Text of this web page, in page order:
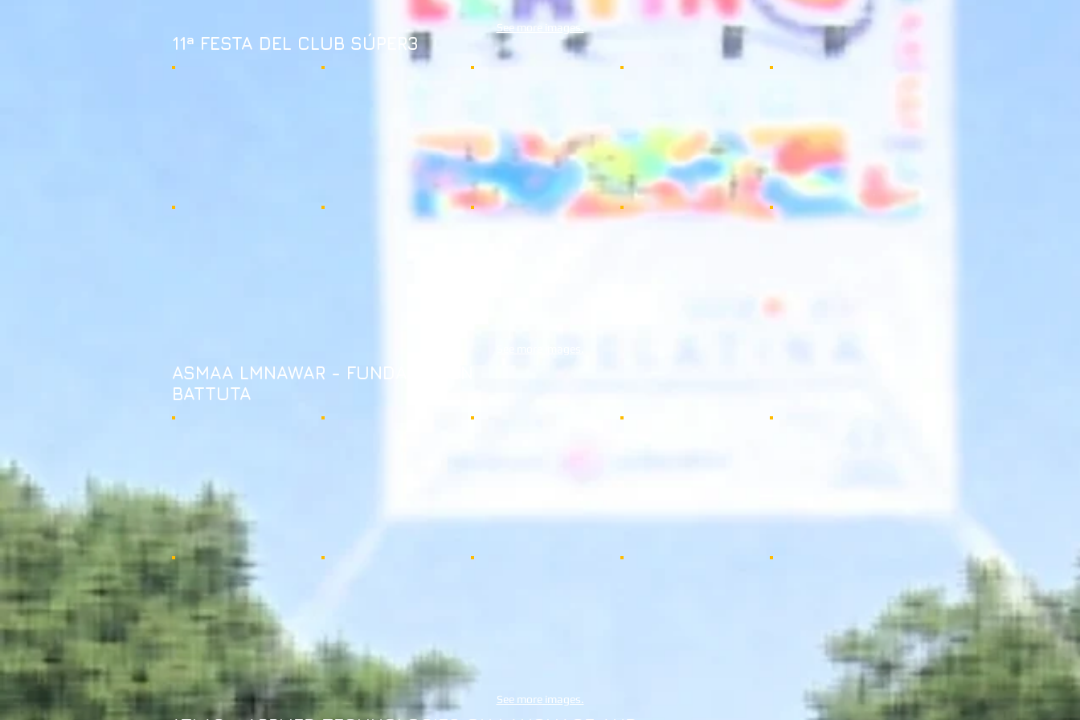
See more images.
11ª FESTA DEL CLUB SÚPER3
ASMAA LMNAWAR - FUNDACIÓ IBN
BATTUTA
See more images.